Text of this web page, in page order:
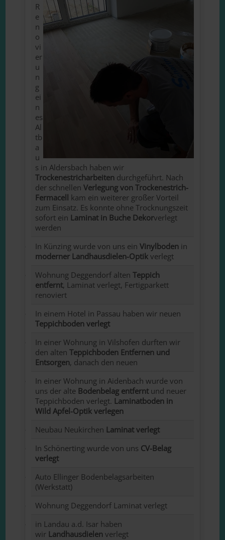
R
e
n
o
vi
er
u
n
g
ei
n
es
Al
tb
a
u
s in Aldersbach haben wir
Trockenestricharbeiten durchgeführt. Nach
der schnellenVerlegung von Trockenestrich-
Fermacell
kam ein weiterer großer Vorteil
zum Einsatz. Es konnte ohne Trocknungszeit
sofort ein Laminat in Buche Dekorverlegt
werden
In Künzing wurde von uns einVinylboden in
moderner Landhausdielen-Optik verlegt
Wohnung Deggendorf altenTeppich
entfernt, Laminat verlegt, Fertigparkett
renoviert
In einem Hotel in Passau haben wir neuen
Teppichboden verlegt
In einer Wohnung in Vilshofen durften wir
den altenTeppichboden Entfernen und
Entsorgen, danach den neuen
In einer Wohnung in Aidenbach wurde von
uns der alte Bodenbelag entferntund neuer
Teppichboden verlegt. Laminatboden in
Wild Apfel-Optik verlegen
Neubau Neukirchen Laminat verlegt
In Schönerting wurde von uns CV-Belag
verlegt
Auto Ellinger Bodenbelagsarbeiten
(Werkstatt)
Wohnung Deggendorf Laminat verlegt
in Landau a.d. Isar haben
wir Landhausdielen verlegt